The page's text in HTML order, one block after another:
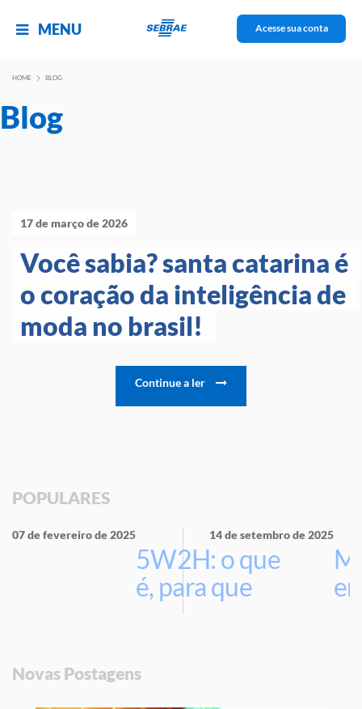
MENU Acesse sua conta
HOME BLOG
Blog
17 de março de 2026
Você sabia? santa catarina é
o coração da inteligência de
moda no brasil!
Continue a ler
POPULARES
07 de fevereiro de 2025
5W2H: o que
é, para que
serve e por
sua empresa
14 de setembro de 2025
Novas Postagens